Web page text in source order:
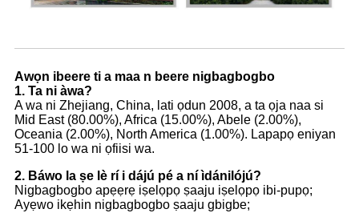
Awọn ibeere ti a maa n beere nigbagbogbo
1. Ta ni àwa?
A wa ni Zhejiang, China, lati ọdun 2008, a ta ọja naa si
Mid East (80.00%), Africa (15.00%), Abele (2.00%),
Oceania (2.00%), North America (1.00%). Lapapọ eniyan
51-100 lo wa ni ọfiisi wa.
2. Báwo la ṣe lè rí i dájú pé a ní ìdánilójú?
Nigbagbogbo apẹẹrẹ iṣelọpọ ṣaaju iṣelọpọ ibi-pupọ;
Ayẹwo ikẹhin nigbagbogbo ṣaaju gbigbe;